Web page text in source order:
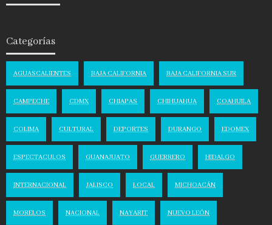
Categorías
AGUASCALIENTES BAJA CALIFORNIA BAJA CALIFORNIA SUR
CAMPECHE CDMX CHIAPAS CHIHUAHUA COAHUILA
COLIMA CULTURAL DEPORTES DURANGO EDOMEX
ESPECTACULOS GUANAJUATO GUERRERO HIDALGO
INTERNACIONAL JALISCO LOCAL MICHOACÁN
MORELOS NACIONAL NAYARIT NUEVO LEÓN